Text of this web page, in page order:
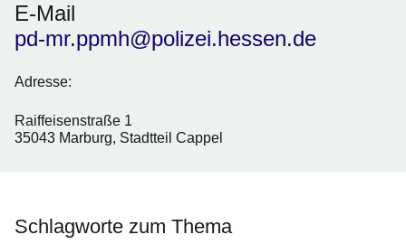
E-Mail
pd-mr.ppmh@polizei.hessen.de
Adresse:
Raiffeisenstraße 1
35043 Marburg, Stadtteil Cappel
Schlagworte zum Thema